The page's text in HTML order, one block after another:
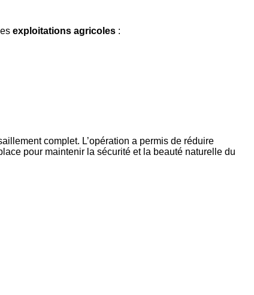
exploitations agricoles :
complet. L’opération a permis de réduire
pour maintenir la sécurité et la beauté naturelle du